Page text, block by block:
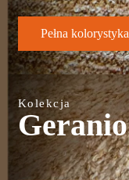
Pełna kolorystyka
Kolekcja
Geranio